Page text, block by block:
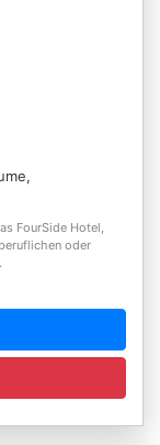
FourSide Hotel,
oder